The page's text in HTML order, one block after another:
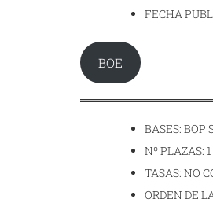
FECHA
BOE
BASES:
Nº PLAZAS: 1
TASAS: NO
ORDEN DE